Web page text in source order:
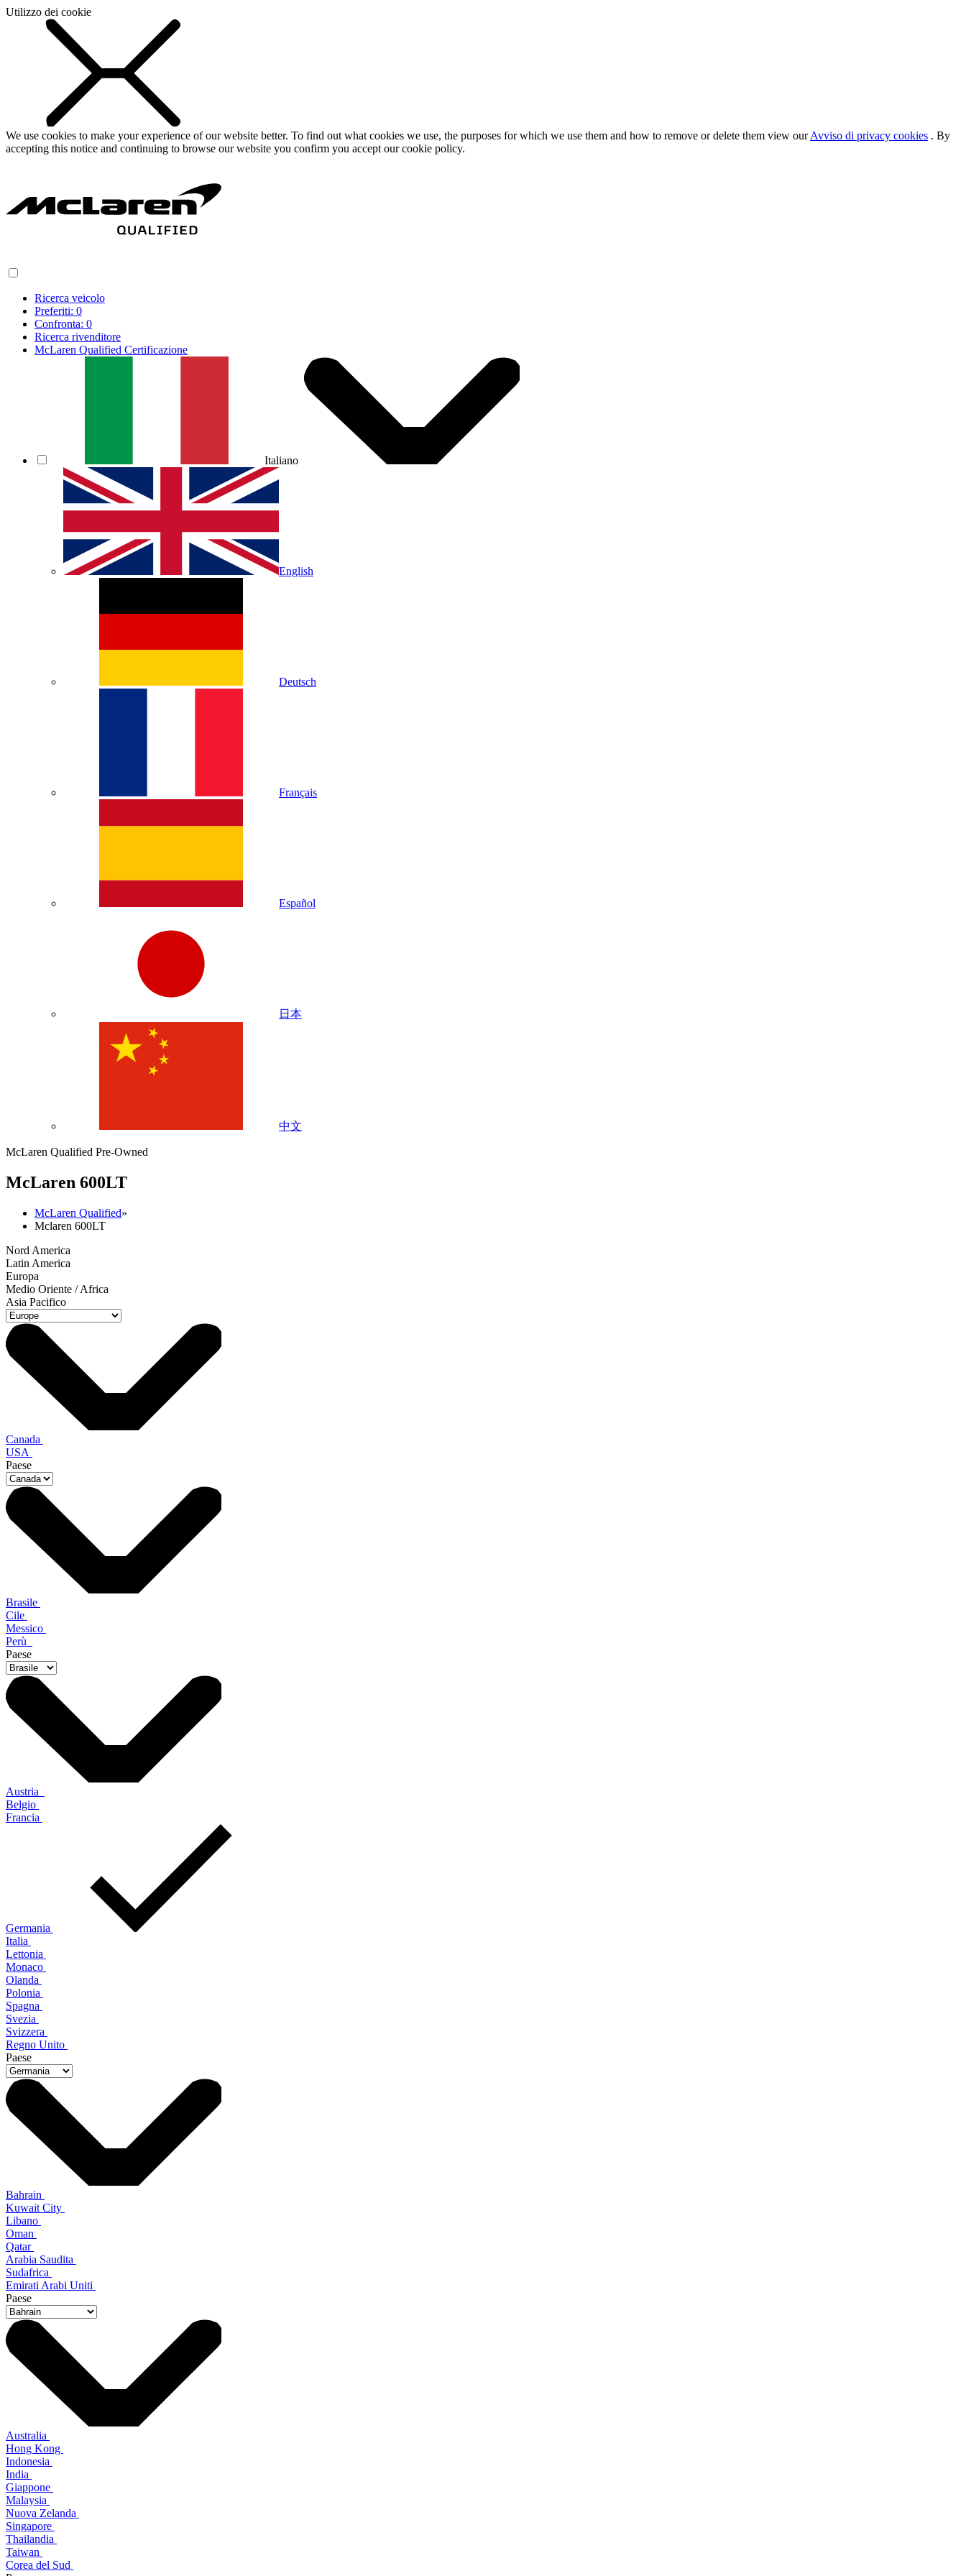
Utilizzo dei cookie
We use cookies to make your experience of our website better. To find out what cookies we use, the purposes for which we use them and how to remove or delete them view ourAvviso di privacy cookies . By
accepting this notice and continuing to browse our website you confirm you accept our cookie policy.
Ricerca veicolo
Preferiti: 0
Confronta: 0
Ricerca rivenditore
McLaren Qualified Certificazione
Italiano
English
Deutsch
Français
Español
日本
中文
McLaren Qualified Pre-Owned
McLaren 600LT
McLaren Qualified»
Mclaren 600LT
Nord America
Latin America
Europa
Medio Oriente / Africa
Asia Pacifico
Canada
USA
Paese
Brasile
Cile
Messico
Perù
Paese
Austria
Belgio
Francia
Germania
Italia
Lettonia
Monaco
Olanda
Polonia
Spagna
Svezia
Svizzera
Regno Unito
Paese
Bahrain
Kuwait City
Libano
Oman
Qatar
Arabia Saudita
Sudafrica
Emirati Arabi Uniti
Paese
Australia
Hong Kong
Indonesia
India
Giappone
Malaysia
Nuova Zelanda
Singapore
Thailandia
Taiwan
Corea del Sud